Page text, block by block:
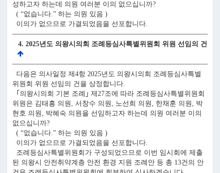
성하고자 하는데 의원 여러분 이의 없으십니까?
( “없습니다.” 하는 의원 있음 )
이의가 없으므로 가결되었음을 선포합니다.
4. 2025년도 의왕시의회 조례등심사특별위원회 위원 선임의 건
다음은 의사일정 제4항 2025년도 의왕시의회 조례등심사특별
위원회 위원 선임의 건을 상정합니다.
｢의왕시의회 기본 조례｣ 제27조에 따라 조례등심사특별위원회
위원은 김태흥 의원, 서창수 의원, 노선희 의원, 한채훈 의원, 박
현호 의원, 박혜숙 의원을 선임하고자 하는데 의원 여러분 이의
없으십니까?
( “없습니다.” 하는 의원 있음 )
이의가 없으므로 가결되었음을 선포합니다.
조례등심사특별위원회가 구성되었으므로 이번 임시회에 제출
된 의왕시 안전취약계층 안전 환경 지원 조례안 등 총 13건의 안